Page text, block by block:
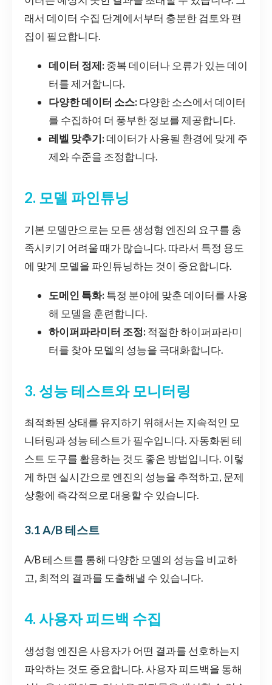
래서 데이터 수집 단계에서부터 충분한 검토와 편
집이 필요합니다.
데이터 정제: 중복 데이터나 오류가 있는 데이
터를 제거합니다.
다양한 데이터 소스: 다양한 소스에서 데이터
를 수집하여 더 풍부한 정보를 제공합니다.
레벨 맞추기:데이터가 사용될 환경에 맞게 주
제와 수준을 조정합니다.
2. 모델 파인튜닝
기본 모델만으로는 모든 생성형 엔진의 요구를 충
족시키기 어려울 때가 많습니다. 따라서 특정 용도
에 맞게 모델을 파인튜닝하는 것이 중요합니다.
도메인 특화: 특정 분야에 맞춘 데이터를 사용
해 모델을 훈련합니다.
하이퍼파라미터 조정: 적절한 하이퍼파라미
터를 찾아 모델의 성능을 극대화합니다.
3. 성능 테스트와 모니터링
최적화된 상태를 유지하기 위해서는 지속적인 모
니터링과 성능 테스트가 필수입니다. 자동화된 테
스트 도구를 활용하는 것도 좋은 방법입니다. 이렇
게 하면 실시간으로 엔진의 성능을 추적하고, 문제
상황에 즉각적으로 대응할 수 있습니다.
3.1 A/B 테스트
A/B 테스트를 통해 다양한 모델의 성능을 비교하
고, 최적의 결과를 도출해낼 수 있습니다.
4. 사용자 피드백 수집
생성형 엔진은 사용자가 어떤 결과를 선호하는지
파악하는 것도 중요합니다. 사용자 피드백을 통해